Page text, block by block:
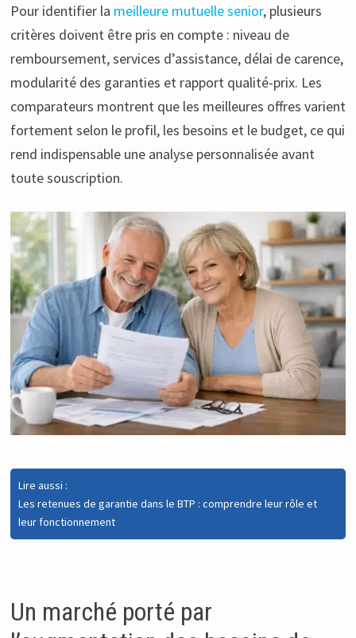
Pour identifier la meilleure mutuelle senior, plusieurs
critères doivent être pris en compte : niveau de
remboursement, services d’assistance, délai de carence,
modularité des garanties et rapport qualité-prix. Les
comparateurs montrent que les meilleures offres varient
fortement selon le profil, les besoins et le budget, ce qui
rend indispensable une analyse personnalisée avant
toute souscription.
Lire aussi :
Les retenues de garantie dans le BTP : comprendre leur rôle et
leur fonctionnement
Un marché porté par